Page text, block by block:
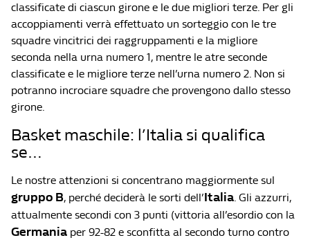
classificate di ciascun girone e le due migliori terze. Per gli
accoppiamenti verrà effettuato un sorteggio con le tre
squadre vincitrici dei raggruppamenti e la migliore
seconda nella urna numero 1, mentre le atre seconde
classificate e le migliore terze nell’urna numero 2. Non si
potranno incrociare squadre che provengono dallo stesso
girone.
Basket maschile: l’Italia si qualifica
se…
Le nostre attenzioni si concentrano maggiormente sul
gruppo B, perché deciderà le sorti dell’Italia. Gli azzurri,
attualmente secondi con 3 punti (vittoria all’esordio con la
Germania per 92-82 e sconfitta al secondo turno contro